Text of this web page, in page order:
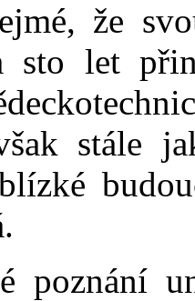
že
sto let
stále
poznání